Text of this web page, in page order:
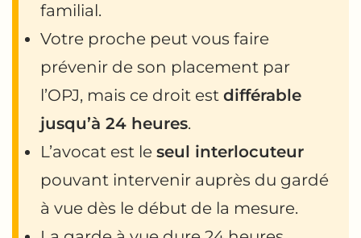
familial.
Votre proche peut vous faire
prévenir de son placement par
l’OPJ, mais ce droit est différable
jusqu’à 24 heures.
L’avocat est le seul interlocuteur
pouvant intervenir auprès du gardé
à vue dès le début de la mesure.